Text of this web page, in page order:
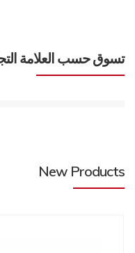
تسوق حسب العلامة
New Products